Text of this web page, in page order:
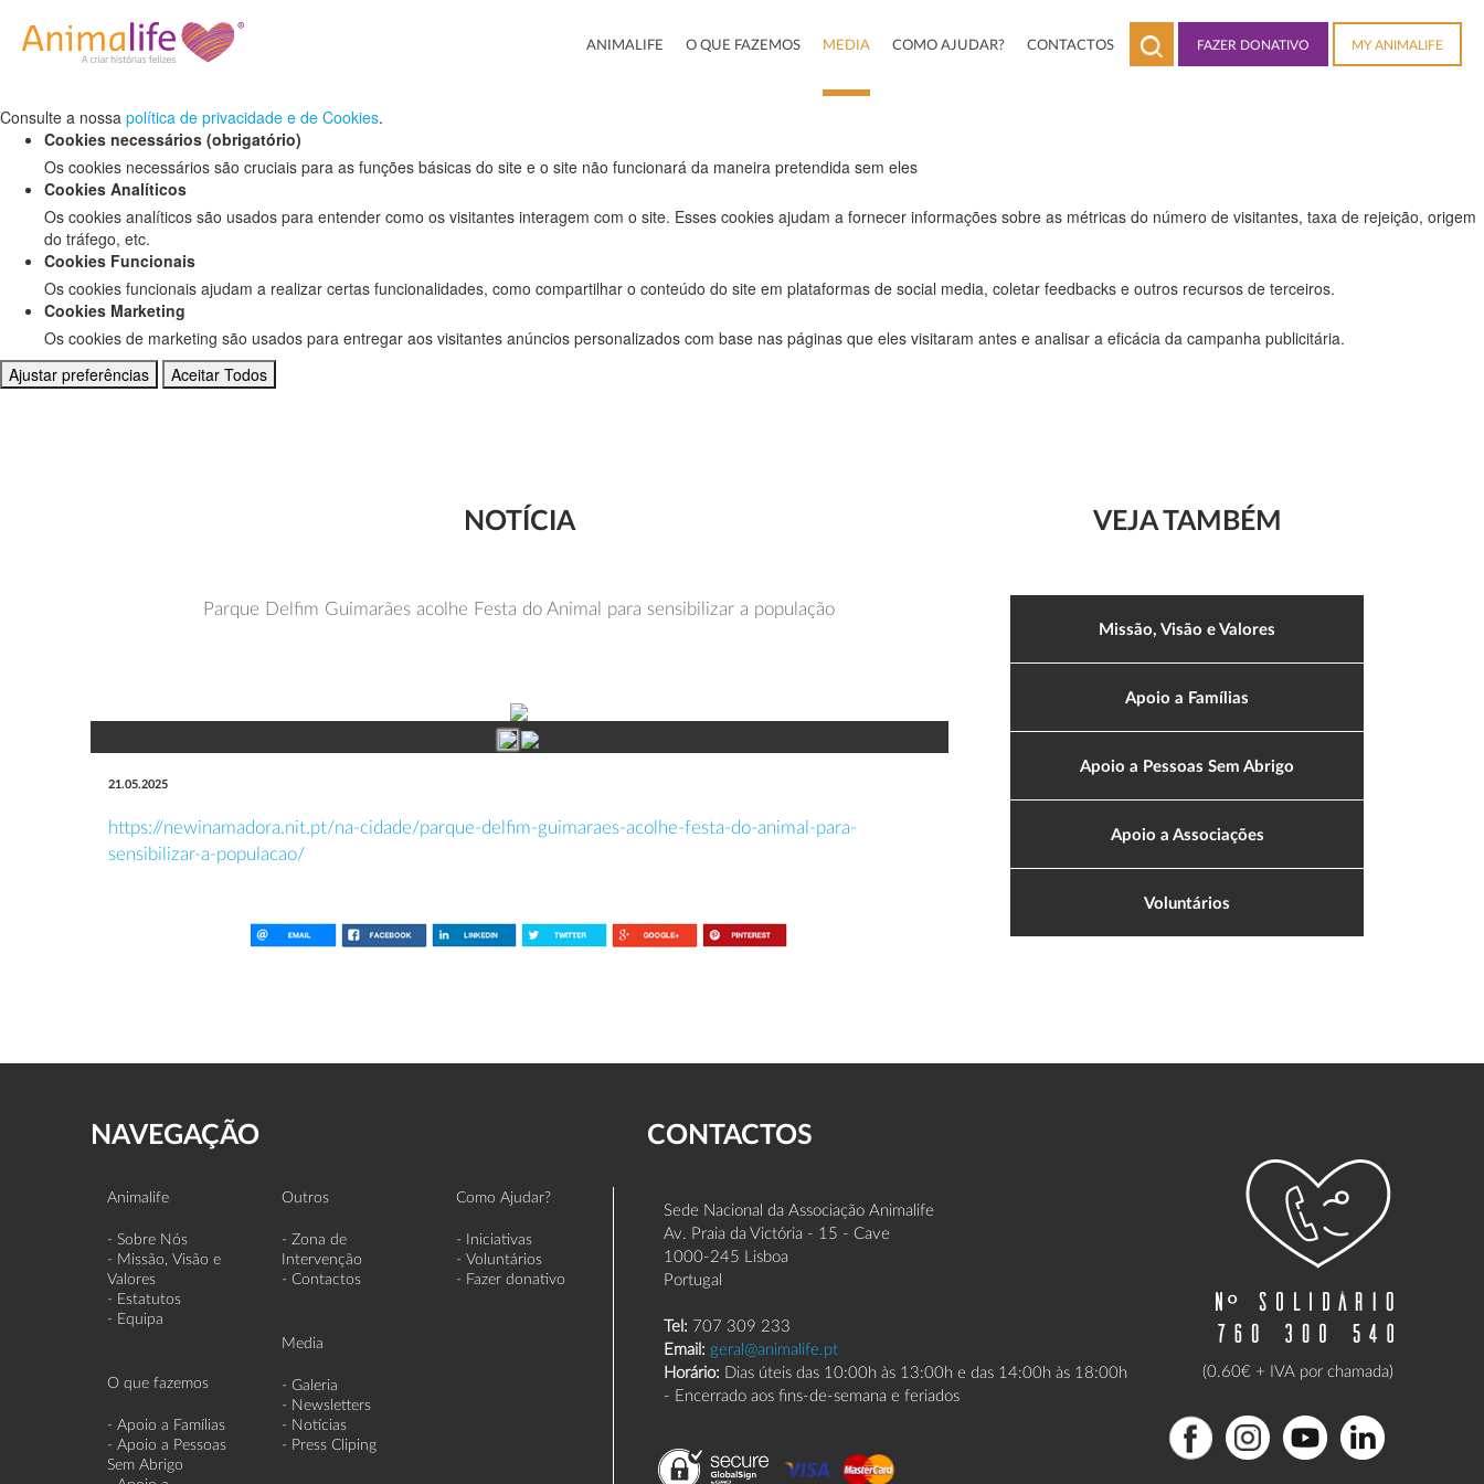
Defina as suas preferências de cookies para este website.
Este website utiliza cookies estritamente necessários, analíticos e funcionais, para lhe oferecer uma boa experiência de navegação e acesso a todas as funcionalidades.
Consulte a nossa política de privacidade e de Cookies.
Cookies necessários (obrigatório)
Os cookies necessários são cruciais para as funções básicas do site e o site não funcionará da maneira pretendida sem eles
Cookies Analíticos
Os cookies analíticos são usados para entender como os visitantes interagem com o site. Esses cookies ajudam a fornecer informações sobre as métricas do número de visitantes, taxa de rejeição, origem
do tráfego, etc.
Cookies Funcionais
Os cookies funcionais ajudam a realizar certas funcionalidades, como compartilhar o conteúdo do site em plataformas de social media, coletar feedbacks e outros recursos de terceiros.
Cookies Marketing
Os cookies de marketing são usados para entregar aos visitantes anúncios personalizados com base nas páginas que eles visitaram antes e analisar a eficácia da campanha publicitária.
Ajustar preferências
Aceitar Todos
ANIMALIFE O QUE FAZEMOS MEDIA COMO AJUDAR? CONTACTOS FAZER DONATIVO MY ANIMALIFE
NOTÍCIA
Parque Delfim Guimarães acolhe Festa do Animal para sensibilizar a população
21.05.2025
https://newinamadora.nit.pt/na-cidade/parque-delfim-guimaraes-acolhe-festa-do-animal-para-
sensibilizar-a-populacao/
VEJA TAMBÉM
Missão, Visão e Valores
Apoio a Famílias
Apoio a Pessoas Sem Abrigo
Apoio a Associações
Voluntários
NAVEGAÇÃO
Animalife
- Sobre Nós
- Missão, Visão e
Valores
- Estatutos
- Equipa
O que fazemos
- Apoio a Famílias
- Apoio a Pessoas
Sem Abrigo
Outros
- Zona de
Intervenção
- Contactos
Media
- Galeria
- Newsletters
- Notícias
- Press Cliping
Como Ajudar?
- Iniciativas
- Voluntários
- Fazer donativo
CONTACTOS
Sede Nacional da Associação Animalife
Av. Praia da Victória - 15 - Cave
1000-245 Lisboa
Portugal
Tel: 707 309 233
Email: geral@animalife.pt
Horário: Dias úteis das 10:00h às 13:00h e das 14:00h às 18:00h
- Encerrado aos fins-de-semana e feriados
(0.60€ + IVA por chamada)